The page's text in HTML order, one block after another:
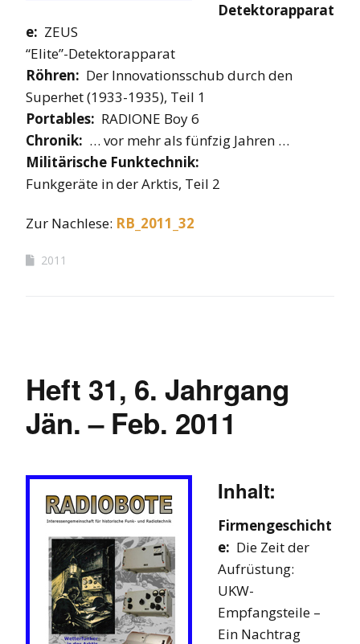
Detektorapparat
e: ZEUS
“Elite”-Detektorapparat
Röhren: Der Innovationsschub durch den
Superhet (1933-1935), Teil 1
Portables: RADIONE Boy 6
Chronik: … vor mehr als fünfzig Jahren …
Militärische Funktechnik:
Funkgeräte in der Arktis, Teil 2
Zur Nachlese: RB_2011_32
2011
Heft 31, 6. Jahrgang
Jän. – Feb. 2011
Inhalt:
Firmengeschicht
e: Die Zeit der
Aufrüstung:
UKW-
Empfangsteile –
Ein Nachtrag